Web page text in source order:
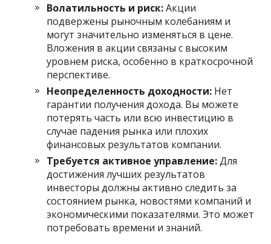
Волатильность и риск:Акции
подвержены рыночным колебаниям и
могут значительно изменяться в цене.
Вложения в акции связаны с высоким
уровнем риска, особенно в краткосрочной
перспективе.
Неопределенность доходности: Нет
гарантии получения дохода. Вы можете
потерять часть или всю инвестицию в
случае падения рынка или плохих
финансовых результатов компании.
Требуется активное управление:Для
достижения лучших результатов
инвесторы должны активно следить за
состоянием рынка, новостями компаний и
экономическими показателями. Это может
потребовать времени и знаний.